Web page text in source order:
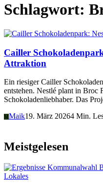
Schlagwort:
Cailler
Attraktion
Ein riesiger Cailler
entstehen. Nestlé plant in Broc
Schokoladenliebhaber. Das
M Maik19. März 20264 Min.
Meistgelesen
Lokales